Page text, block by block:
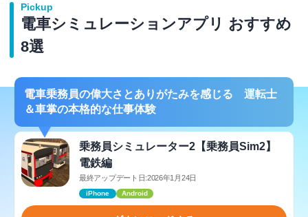
Pickup
電車シミュレーションアプリ おすすめ
8選
電車乗務員の偉大さとありがたみを感じる 運転士
＆車掌の本格的な仕事体験
乗務員シミュレーター2【乗務員Sim2】
電鉄編
最終アップデート日:2026年1月24日
iPhone Android